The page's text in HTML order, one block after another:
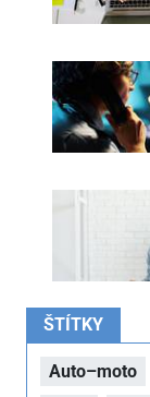
ŠTÍTKY
Auto–moto